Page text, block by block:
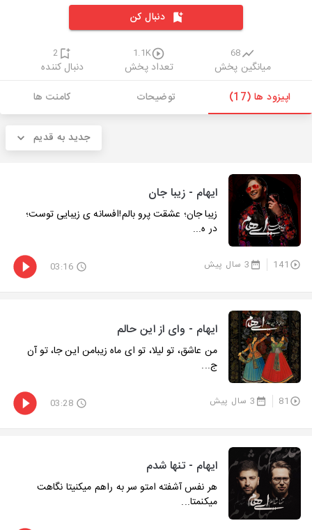
دنبال کن
68
میانگین پخش
1.1K
تعداد پخش
2
دنبال کننده
اپیزود ها (17)
توضیحات کامنت ها
جدید به قدیم
ایهام - زیبا جان
زیبا جان؛ عشقت پرو بالم!افسانه ی زیبایی توست؛
در ه...
141 3 سال پیش 03:16
ایهام - وای از این حالم
من عاشق، تو لیلا، تو ای ماه زیبامن این جا، تو آن
ج...
81 3 سال پیش 03:28
ایهام - تنها شدم
هر نفس آشفته امتو سر به راهم میکنیتا نگاهت
میکنمتا...